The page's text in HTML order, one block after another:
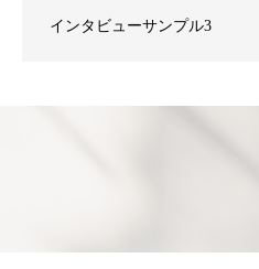
インタビューサンプル3